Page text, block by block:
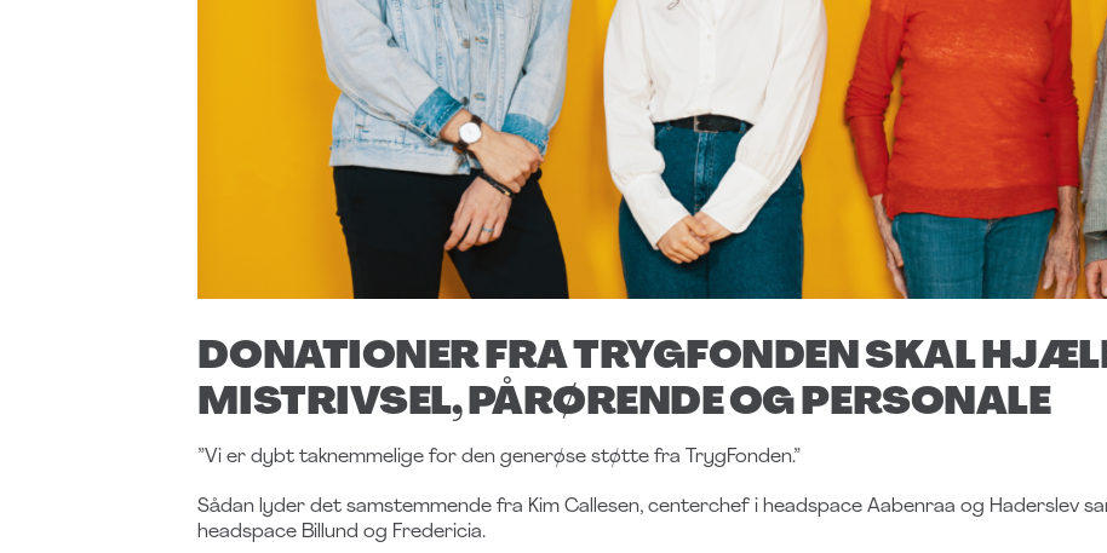
DONATIONER FRA TRYGFONDEN SKAL
MISTRIVSEL, PÅRØRENDE OG PERSONALE
”Vi er dybt taknemmelige for den generøse støtte fra TrygFonden.”
Sådan lyder det samstemmende fra Kim Callesen, centerchef i headspace Aabenraa og Haderslev
headspace Billund og Fredericia.